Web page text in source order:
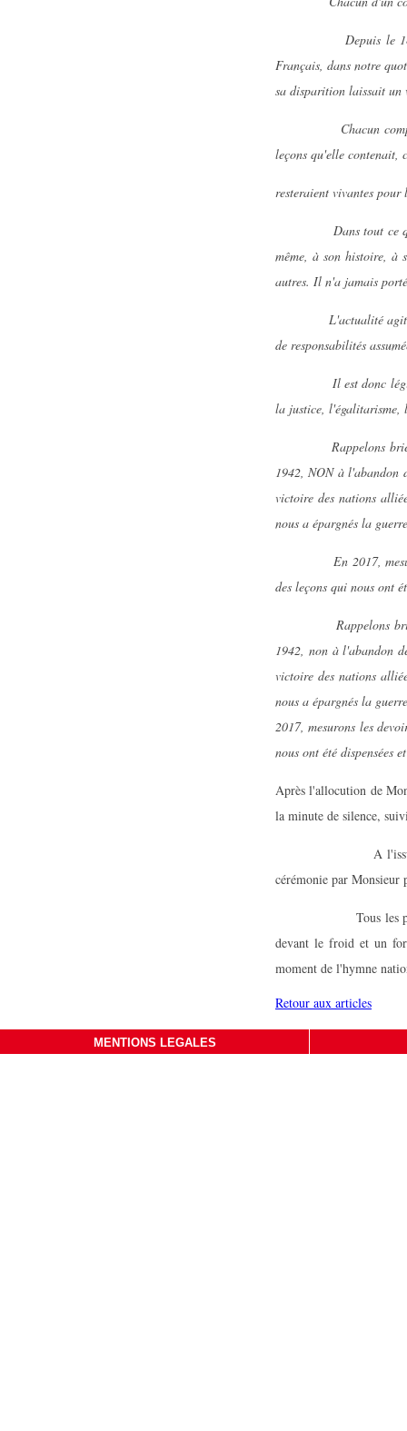
Depuis le 18 juin
Français, dans notre
sa disparition laissait un
Chacun comprit
leçons qu'elle contenait,
resteraient vivantes pour
Dans tout ce qu'il
même, à son histoire, à
autres. Il n'a jamais
L'actualité agitée de
de responsabilités
Il est donc légitime
la justice, l'égalitarisme,
Rappelons
1942, NON à l'abandon
victoire des nations
nous a épargnés la
En 2017, mesurons
des leçons qui nous ont
Rappelons
1942, non à l'abandon
victoire des nations
nous a épargnés la
2017, mesurons les
nous ont été dispensées
Après l'allocution de
la minute de silence,
A l'issue les
cérémonie par
Tous les porte-
devant le froid et un
moment de l'hymne
Retour aux articles
MENTIONS LEGALES